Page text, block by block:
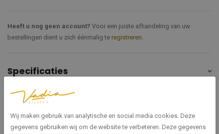
Heeft u nog geen account? Voor een juiste afhandeling van uw
bestellingen dient u zich éénmalig te registreren.
Specificaties
Artikelnummer
Wij maken gebruik van analytische en social media cookies. Deze
gegevens gebruiken wij om de website te verbeteren. Deze gegevens